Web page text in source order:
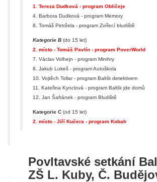
1. Tereza Dudková - program Obličeje
4. Barbora Dudková - program Memory
8. Tomáš Petržela - program Zvířecí bludiště
Kategorie B (do 15 let)
2. místo - Tomáš Pavlín - program PoverWorld
7. Václav Volhejn - program Minihry
8. Jakub Lukeš - program Autoškola
10. Vojtěch Tollar - program Baltík detektivem
11. Kateřina Kynclová - program Baltík jde domů
12. Jan Šafránek - program Bludiště
Kategorie C (od 15 let)
2. místo - Jiří Kučera - program Kobah
Povltavské setkání
ZŠ L. Kuby, Č.